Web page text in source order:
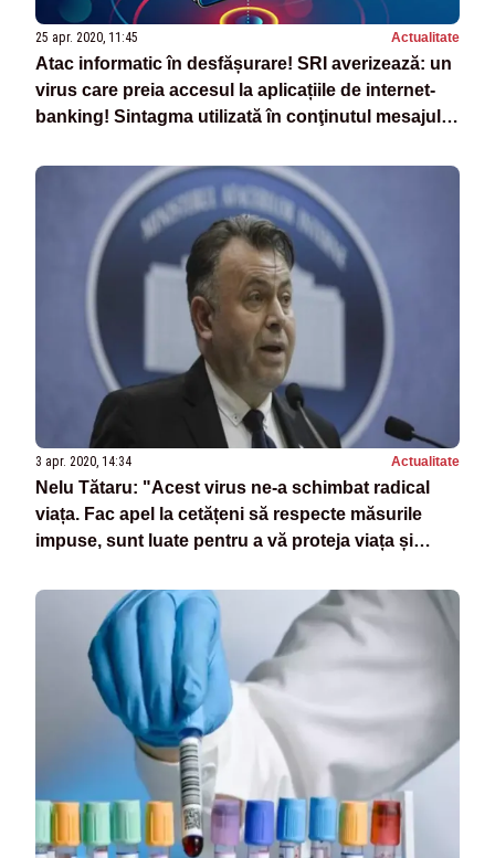
25 apr. 2020, 11:45 Actualitate
Atac informatic în desfășurare! SRI averizează: un
virus care preia accesul la aplicațiile de internet-
banking! Sintagma utilizată în conţinutul mesajului
3 apr. 2020, 14:34 Actualitate
Nelu Tătaru: "Acest virus ne-a schimbat radical
viața. Fac apel la cetățeni să respecte măsurile
impuse, sunt luate pentru a vă proteja viața și